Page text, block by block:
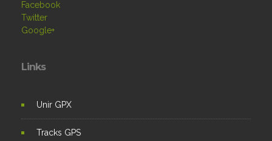
Facebook
Twitter
Google+
Links
Unir GPX
Tracks GPS